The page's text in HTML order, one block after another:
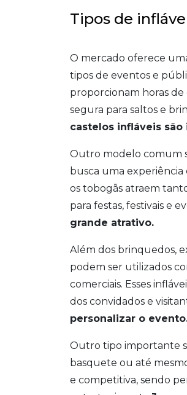
Tipos de
O mercado oferece
tipos de eventos e
proporcionam horas
segura para saltos e
castelos infláveis
Outro modelo comum
busca uma experiência
os tobogãs atraem
para festas, festivais e
grande atrativo.
Além dos brinquedos,
podem ser utilizados
comerciais. Esses
dos convidados e
personalizar o
Outro tipo importante
basquete ou até
e competitiva, sendo